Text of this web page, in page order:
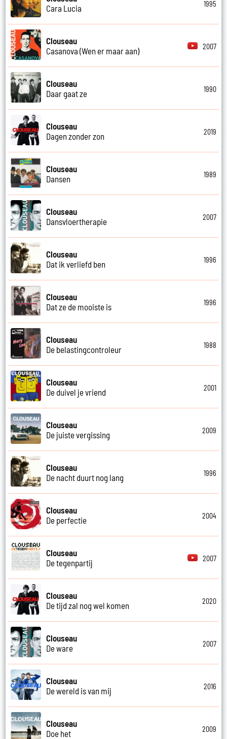
Cara Lucia
1995
Clouseau
Casanova (Wen er maar aan)
2007
Clouseau
Daar gaat ze
1990
Clouseau
Dagen zonder zon
2019
Clouseau
Dansen
1989
Clouseau
Dansvloertherapie
2007
Clouseau
Dat ik verliefd ben
1996
Clouseau
Dat ze de mooiste is
1996
Clouseau
De belastingcontroleur
1988
Clouseau
De duivel je vriend
2001
Clouseau
De juiste vergissing
2009
Clouseau
De nacht duurt nog lang
1996
Clouseau
De perfectie
2004
Clouseau
De tegenpartij
2007
Clouseau
De tijd zal nog wel komen
2020
Clouseau
De ware
2007
Clouseau
De wereld is van mij
2016
Clouseau
Doe het
2009